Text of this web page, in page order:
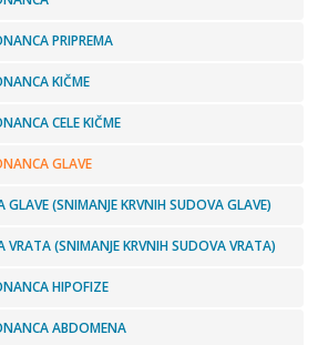
PRIPREMA
KIČME
CELE KIČME
GLAVE
GLAVE (SNIMANJE KRVNIH SUDOVA GLAVE)
VRATA (SNIMANJE KRVNIH SUDOVA VRATA)
HIPOFIZE
ABDOMENA